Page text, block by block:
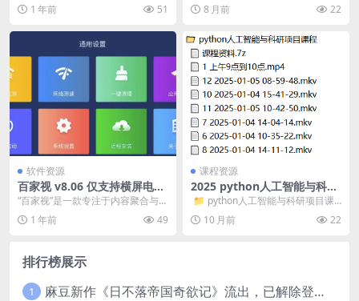
“大侠”；欧洲，曾...
1 年前 51 8 月前 22
软件资源
百家视 v8.06 仅支持横屏电
视、机顶盒、投影仪 电视盒子
“百家视”是一款专注于内容聚合与分
享的软件，旨在为用户提供丰富多
样的知识资源。 ...
1 年前 49
课程资源
2025 python人工智能与科研
项目课程
​ 📁 python人工智能与科研项目课
程 📄 课程资料.7z &...
10 月前 22
排行榜展示
1 麻豆新作《日不落帝国奇欲记》流出，已解除登录验证！